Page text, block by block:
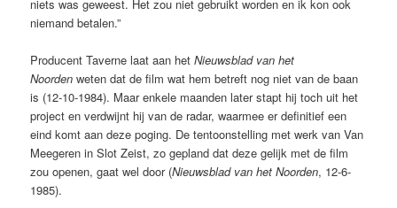
niets was geweest. Het zou niet gebruikt worden en ik kon ook
niemand betalen.”
Producent Taverne laat aan hetNieuwsblad van het
Noorden weten dat de film wat hem betreft nog niet van de baan
is (12-10-1984). Maar enkele maanden later stapt hij toch uit het
project en verdwijnt hij van de radar, waarmee er definitief een
eind komt aan deze poging. De tentoonstelling met werk van Van
Meegeren in Slot Zeist, zo gepland dat deze gelijk met de film
zou openen, gaat wel door (Nieuwsblad van het Noorden, 12-6-
1985).